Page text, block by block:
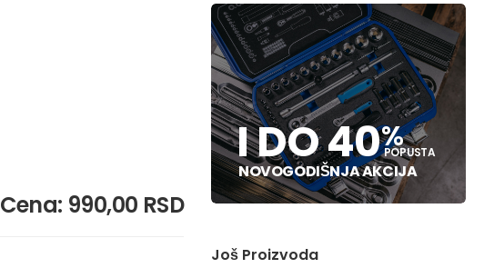
I DO 40%
POPUSTA
NOVOGODIŠNJA AKCIJA
Još Proizvoda
Cena: 990,00 RSD